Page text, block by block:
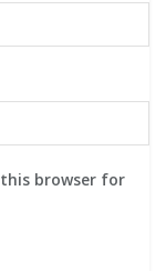
browser for